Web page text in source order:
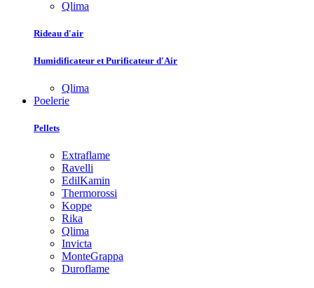
Qlima
Rideau d'air
Humidificateur et Purificateur d'Air
Qlima
Poelerie
Pellets
Extraflame
Ravelli
EdilKamin
Thermorossi
Koppe
Rika
Qlima
Invicta
MonteGrappa
Duroflame